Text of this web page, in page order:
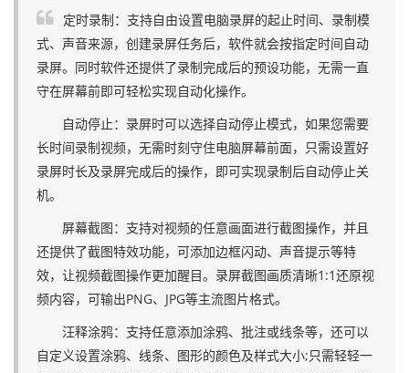
定时录制：支持自由设置电脑录屏的起止时间、录制模
式、声音来源，创建录屏任务后，软件就会按指定时间自动
录屏。同时软件还提供了录制完成后的预设功能，无需一直
守在屏幕前即可轻松实现自动化操作。
自动停止：录屏时可以选择自动停止模式，如果您需要
长时间录制视频，无需时刻守住电脑屏幕前面，只需设置好
录屏时长及录屏完成后的操作，即可实现录制后自动停止关
机。
屏幕截图：支持对视频的任意画面进行截图操作，并且
还提供了截图特效功能，可添加边框闪动、声音提示等特
效，让视频截图操作更加醒目。录屏截图画质清晰1:1还原视
频内容，可输出PNG、JPG等主流图片格式。
汪释涂鸦：支持任意添加涂鸦、批注或线条等，还可以
自定义设置涂鸦、线条、图形的颜色及样式大小;只需轻轻一